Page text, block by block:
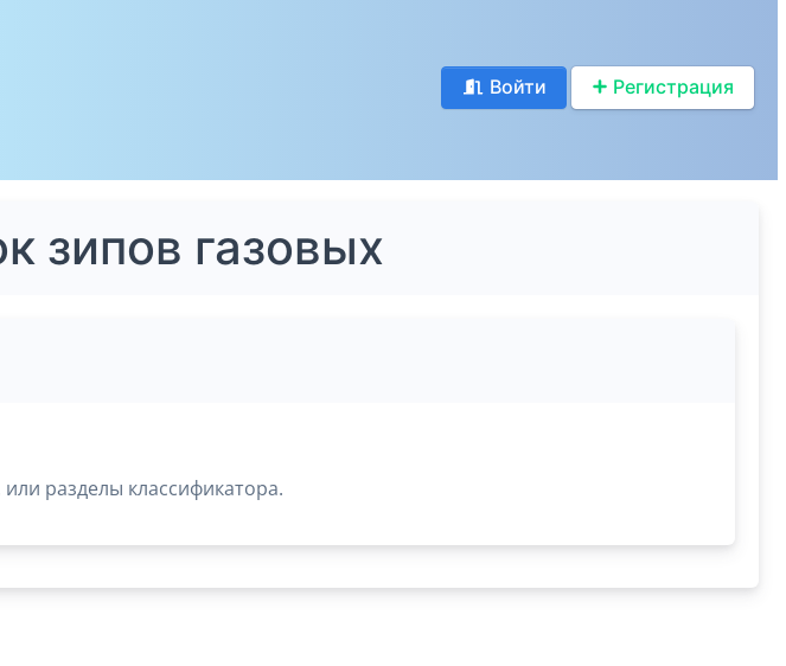
Войти Регистрация
зипов газовых
разделы классификатора.